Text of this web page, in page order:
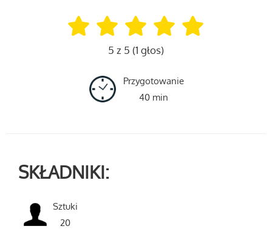
5 z 5 (1 głos)
Przygotowanie
40 min
SKŁADNIKI:
Sztuki
20